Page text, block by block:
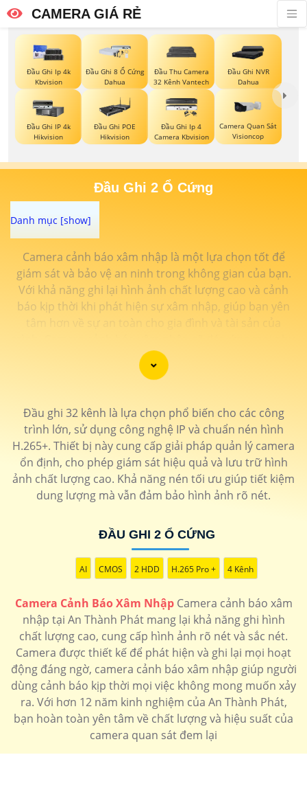
CAMERA GIÁ RẺ
Đầu Ghi Ip 4k
Kbvision
Đầu Ghi 8 Ổ Cứng
Dahua
Đầu Thu Camera
32 Kênh Vantech
Đầu Ghi NVR
Dahua
Đầu Ghi IP 4k
Hikvision
Đầu Ghi POE
Hikvision
Đầu Ghi Ip 4
Camera Kbvision
Camera Quan Sát
Visioncop
Đầu Ghi 2 Ổ Cứng
Camera cảnh báo xâm nhập là một lựa chọn tốt để
giám sát và bảo vệ an ninh trong không gian của bạn.
Với khả năng ghi lại hình ảnh chất lượng cao và cảnh
báo kịp thời khi phát hiện sự xâm nhập, giúp bạn yên
tâm hơn về sự an toàn cho gia đình và tài sản của
cầu giám sát và bảo vệ an ninh của bạn một cách hiệu
quả và tiện lợi. Hãy đầu tư vào camera cảnh báo xâm
gia đình và ngôi nhà của bạn.
'
Đầu ghi 32 kênh là lựa chọn phổ biến cho các công
trình lớn, sử dụng công nghệ IP và chuẩn nén hình
H.265+. Thiết bị này cung cấp giải pháp quản lý camera
ổn định, cho phép giám sát hiệu quả và lưu trữ hình
ảnh chất lượng cao. Khả năng nén tối ưu giúp tiết kiệm
dung lượng mà vẫn đảm bảo hình ảnh rõ nét.
ĐẦU GHI 2 Ổ CỨNG
AI CMOS 2 HDD H.265 Pro + 4 Kênh
Camera Cảnh Báo Xâm NhậpCamera cảnh báo xâm
nhập tại An Thành Phát mang lại khả năng ghi hình
chất lượng cao, cung cấp hình ảnh rõ nét và sắc nét.
Camera được thiết kế để phát hiện và ghi lại mọi hoạt
động đáng ngờ, camera cảnh báo xâm nhập giúp người
dùng cảnh báo kịp thời mọi việc không mong muốn xảy
ra. Với hơn 12 năm kinh nghiệm của An Thành Phát,
bạn hoàn toàn yên tâm về chất lượng và hiệu suất của
camera quan sát đem lại